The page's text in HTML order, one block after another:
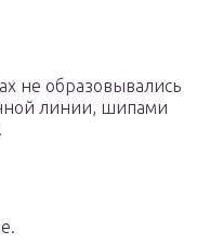
не образовывались
линии, шипами